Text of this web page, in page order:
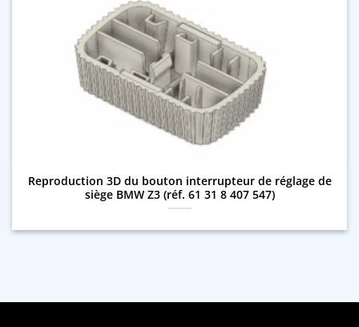
Reproduction 3D du bouton interrupteur de réglage de
siège BMW Z3 (réf. 61 31 8 407 547)